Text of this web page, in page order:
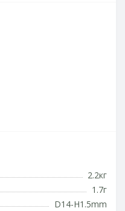
2.2кг
1.7г
D14-H1.5mm